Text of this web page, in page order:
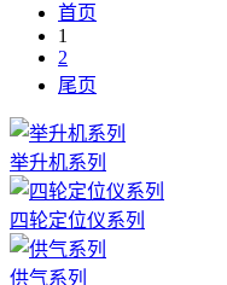
首页
1
2
尾页
举升机系列
四轮定位仪系列
供气系列